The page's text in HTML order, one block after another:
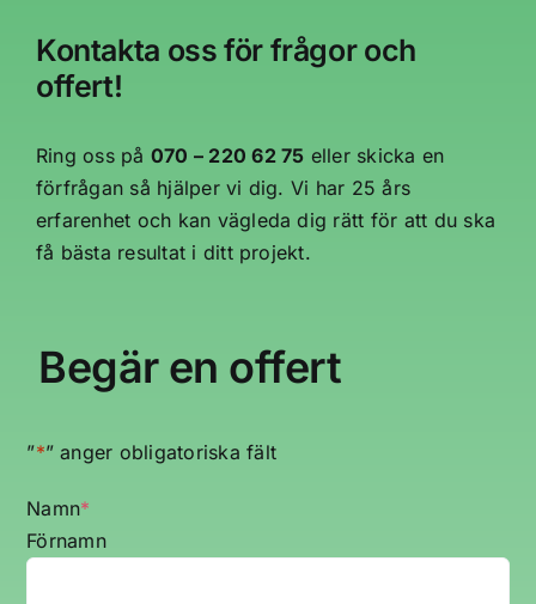
Kontakta oss för frågor och
offert!
Ring oss på 070 – 220 62 75 eller skicka en
förfrågan så hjälper vi dig. Vi har 25 års
erfarenhet och kan vägleda dig rätt för att du ska
få bästa resultat i ditt projekt.
Begär en offert
”*” anger obligatoriska fält
Namn*
Förnamn